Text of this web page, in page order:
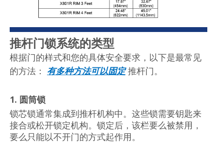
推杆门锁系统的类型
根据门的样式和您的具体安全要求，以下是最常见
的方法： 有多种方法可以固定推杆门。
1. 圆筒锁
锁芯锁通常集成到推杆机构中。这些锁需要钥匙来
接合或松开锁定机构。锁定后，该栏要么被禁用，
要么只能以不开门的方式起作用。